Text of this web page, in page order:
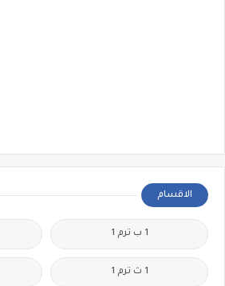
الاقسام
1 ب ترم 1
1 ث ترم 1